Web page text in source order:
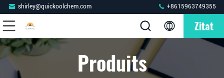
shirley@quickoolchem.com +8615963749355
Zitat
Produits